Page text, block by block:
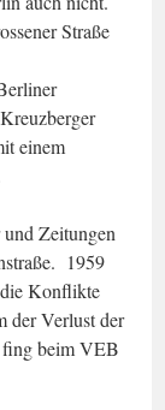
Straße
einem
Zeitungen
1959
Konflikte
der Verlust der
fing beim VEB